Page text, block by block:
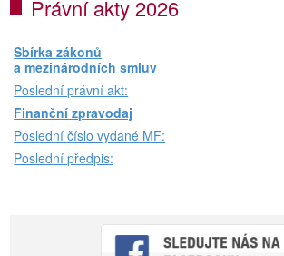
Právní akty 2026
Sbírka zákonů
a mezinárodních smluv
Poslední právní akt:
Finanční zpravodaj
Poslední číslo vydané MF:
Poslední předpis: